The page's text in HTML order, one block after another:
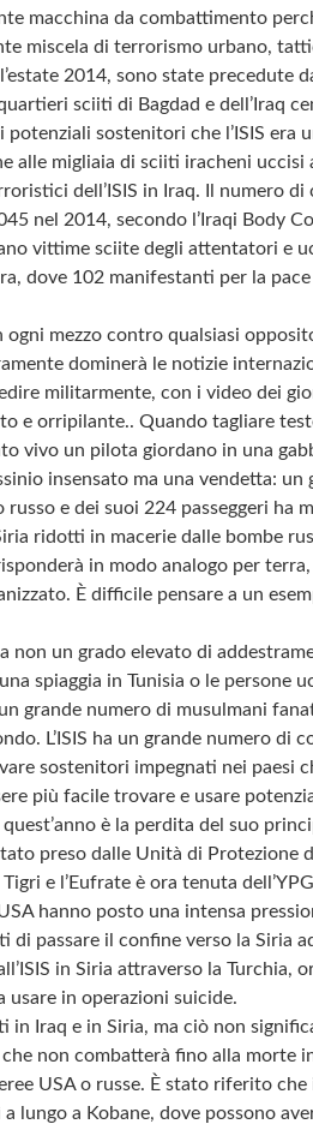
macchina da combattimento
miscela di terrorismo urbano,
2014, sono state precedute
sciiti di Bagdad e dell’Iraq
sostenitori che l’ISIS era
alle migliaia di sciiti iracheni uccisi
dell’ISIS in Iraq. Il numero
nel 2014, secondo l’Iraqi Body
vittime sciite degli attentatori e
dove 102 manifestanti per la
ogni mezzo contro qualsiasi
dominerà le notizie
militarmente, con i video dei
e orripilante.. Quando tagliare
vivo un pilota giordano in una
insensato ma una vendetta: un
e dei suoi 224 passeggeri ha
ridotti in macerie dalle bombe
in modo analogo per
È difficile pensare a un
un grado elevato di
spiaggia in Tunisia o le persone
grande numero di musulmani
L’ISIS ha un grande numero di
sostenitori impegnati nei paesi
più facile trovare e usare
è la perdita del suo
preso dalle Unità di Protezione
e l’Eufrate è ora tenuta
hanno posto una intensa
passare il confine verso la Siria
in Siria attraverso la Turchia,
usare in operazioni suicide.
in Iraq e in Siria, ma ciò non
non combatterà fino alla morte
USA o russe. È stato riferito che
lungo a Kobane, dove possono